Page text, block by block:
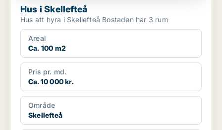
Hus i Skellefteå
Hus att hyra i Skellefteå Bostaden har 3 rum
Areal
Ca. 100 m2
Pris pr. md.
Ca. 10 000 kr.
Område
Skellefteå